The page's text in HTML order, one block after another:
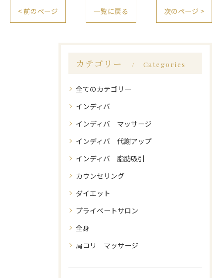
< 前のページ 一覧に戻る 次のページ >
カテゴリー Categories
全てのカテゴリー
インディバ
インディバ マッサージ
インディバ 代謝アップ
インディバ 脂肪吸引
カウンセリング
ダイエット
プライベートサロン
全身
肩コリ マッサージ